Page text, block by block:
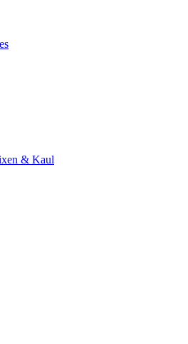
& Kaul